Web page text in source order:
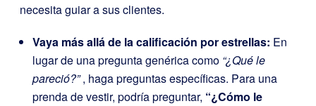
necesita guiar a sus clientes.
Vaya más allá de la calificación por estrellas: En
lugar de una pregunta genérica como “¿Qué le
pareció?”, haga preguntas específicas. Para una
prenda de vestir, podría preguntar, “¿Cómo le